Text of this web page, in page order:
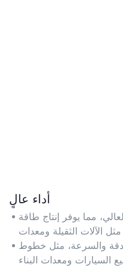
أداء عالٍ
مما يوفر إنتاج طاقة
الآلات الثقيلة ومعدات
والسرعة، مثل خطوط